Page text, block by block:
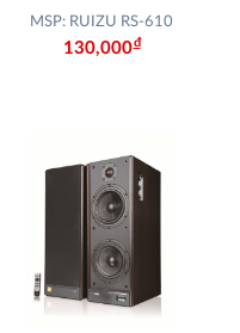
MSP: RUIZU RS-610
130,000Đ